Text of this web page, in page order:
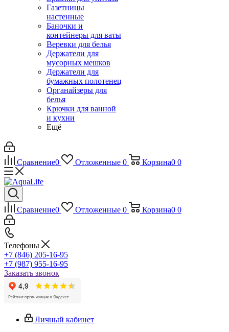
Газетницы
настенные
Баночки и
контейнеры для ваты
Веревки для белья
Держатели для
мусорных мешков
Держатели для
бумажных полотенец
Органайзеры для
белья
Крючки для ванной
и кухни
Ещё
Сравнение0 Отложенные 0 Корзина0 0
Сравнение0 Отложенные 0 Корзина0 0
Телефоны
+7 (846) 205-16-95
+7 (987) 955-16-95
Заказать звонок
Личный кабинет